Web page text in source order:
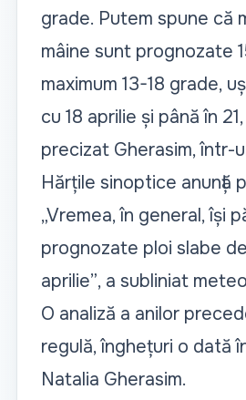
grade. Putem spune că
mâine sunt prognozate
maximum 13-18 grade,
cu 18 aprilie și până în
precizat Gherasim, într-
Hărțile sinoptice anunță
„Vremea, în general, își
prognozate ploi slabe
aprilie”, a subliniat
O analiză a anilor
regulă, înghețuri o dată
Natalia Gherasim.